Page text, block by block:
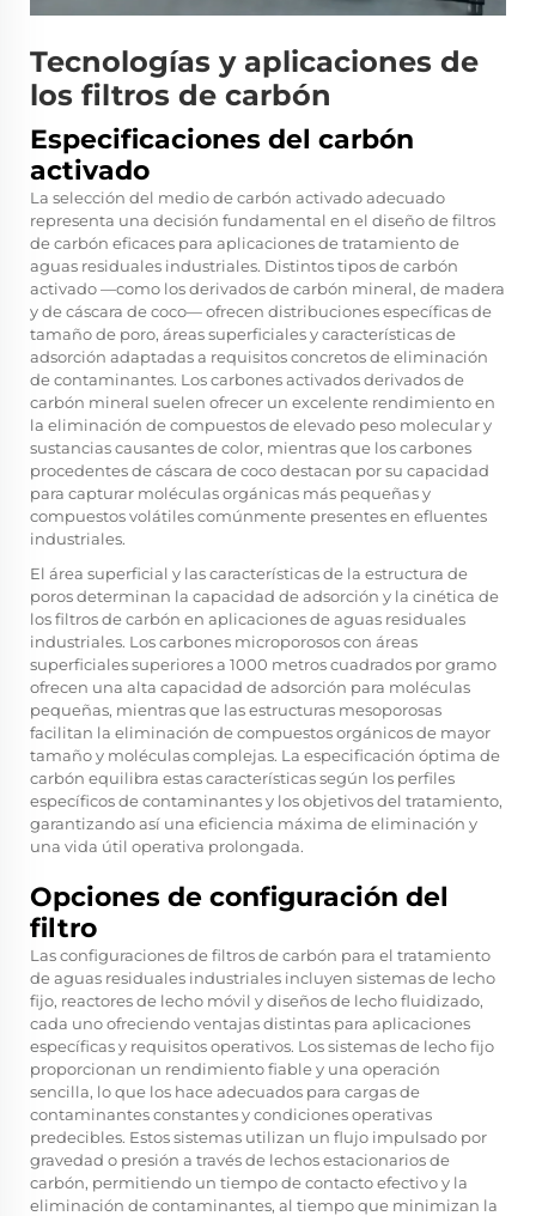
Tecnologías y aplicaciones de
los filtros de carbón
Especificaciones del carbón
activado
La selección del medio de carbón activado adecuado
representa una decisión fundamental en el diseño de filtros
de carbón eficaces para aplicaciones de tratamiento de
aguas residuales industriales. Distintos tipos de carbón
activado —como los derivados de carbón mineral, de madera
y de cáscara de coco— ofrecen distribuciones específicas de
tamaño de poro, áreas superficiales y características de
adsorción adaptadas a requisitos concretos de eliminación
de contaminantes. Los carbones activados derivados de
carbón mineral suelen ofrecer un excelente rendimiento en
la eliminación de compuestos de elevado peso molecular y
sustancias causantes de color, mientras que los carbones
procedentes de cáscara de coco destacan por su capacidad
para capturar moléculas orgánicas más pequeñas y
compuestos volátiles comúnmente presentes en efluentes
industriales.
El área superficial y las características de la estructura de
poros determinan la capacidad de adsorción y la cinética de
los filtros de carbón en aplicaciones de aguas residuales
industriales. Los carbones microporosos con áreas
superficiales superiores a 1000 metros cuadrados por gramo
ofrecen una alta capacidad de adsorción para moléculas
pequeñas, mientras que las estructuras mesoporosas
facilitan la eliminación de compuestos orgánicos de mayor
tamaño y moléculas complejas. La especificación óptima de
carbón equilibra estas características según los perfiles
específicos de contaminantes y los objetivos del tratamiento,
garantizando así una eficiencia máxima de eliminación y
una vida útil operativa prolongada.
Opciones de configuración del
filtro
Las configuraciones de filtros de carbón para el tratamiento
de aguas residuales industriales incluyen sistemas de lecho
fijo, reactores de lecho móvil y diseños de lecho fluidizado,
cada uno ofreciendo ventajas distintas para aplicaciones
específicas y requisitos operativos. Los sistemas de lecho fijo
proporcionan un rendimiento fiable y una operación
sencilla, lo que los hace adecuados para cargas de
contaminantes constantes y condiciones operativas
predecibles. Estos sistemas utilizan un flujo impulsado por
gravedad o presión a través de lechos estacionarios de
carbón, permitiendo un tiempo de contacto efectivo y la
eliminación de contaminantes, al tiempo que minimizan la